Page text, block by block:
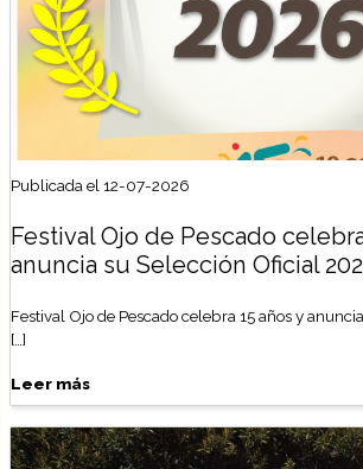
Publicada el 12-07-2026
Festival Ojo de Pescado
anuncia su Selección Oficial
Festival Ojo de Pescado celebra 15 años y
[…]
Leer más